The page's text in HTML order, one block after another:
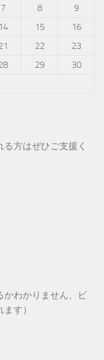
7 8
9
14 15
16
22
23
29
30
方はぜひご支援く
かわかりません、ビ
す）